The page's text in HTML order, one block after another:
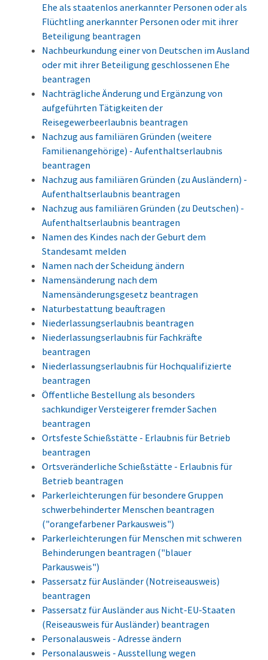
Ehe als staatenlos anerkannter Personen oder als
Flüchtling anerkannter Personen oder mit ihrer
Beteiligung beantragen
Nachbeurkundung einer von Deutschen im Ausland
oder mit ihrer Beteiligung geschlossenen Ehe
beantragen
Nachträgliche Änderung und Ergänzung von
aufgeführten Tätigkeiten der
Reisegewerbeerlaubnis beantragen
Nachzug aus familiären Gründen (weitere
Familienangehörige) - Aufenthaltserlaubnis
beantragen
Nachzug aus familiären Gründen (zu Ausländern) -
Aufenthaltserlaubnis beantragen
Nachzug aus familiären Gründen (zu Deutschen) -
Aufenthaltserlaubnis beantragen
Namen des Kindes nach der Geburt dem
Standesamt melden
Namen nach der Scheidung ändern
Namensänderung nach dem
Namensänderungsgesetz beantragen
Naturbestattung beauftragen
Niederlassungserlaubnis beantragen
Niederlassungserlaubnis für Fachkräfte
beantragen
Niederlassungserlaubnis für Hochqualifizierte
beantragen
Öffentliche Bestellung als besonders
sachkundiger Versteigerer fremder Sachen
beantragen
Ortsfeste Schießstätte - Erlaubnis für Betrieb
beantragen
Ortsveränderliche Schießstätte - Erlaubnis für
Betrieb beantragen
Parkerleichterungen für besondere Gruppen
schwerbehinderter Menschen beantragen
("orangefarbener Parkausweis")
Parkerleichterungen für Menschen mit schweren
Behinderungen beantragen ("blauer
Parkausweis")
Passersatz für Ausländer (Notreiseausweis)
beantragen
Passersatz für Ausländer aus Nicht-EU-Staaten
(Reiseausweis für Ausländer) beantragen
Personalausweis - Adresse ändern
Personalausweis - Ausstellung wegen